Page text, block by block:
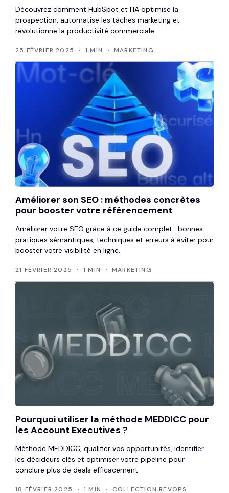
Découvrez comment HubSpot et l’IA optimise la
prospection, automatise les tâches marketing et
révolutionne la productivité commerciale.
25 FÉVRIER 2025 1 MIN MARKETING
Améliorer son SEO : méthodes concrètes
pour booster votre référencement
Améliorer votre SEO grâce à ce guide complet : bonnes
pratiques sémantiques, techniques et erreurs à éviter pour
booster votre visibilité en ligne.
21 FÉVRIER 2025 1 MIN MARKETING
Pourquoi utiliser la méthode MEDDICC pour
les Account Executives ?
Méthode MEDDICC, qualifier vos opportunités, identifier
les décideurs clés et optimiser votre pipeline pour
conclure plus de deals efficacement.
18 FÉVRIER 2025 1 MIN COLLECTION REVOPS